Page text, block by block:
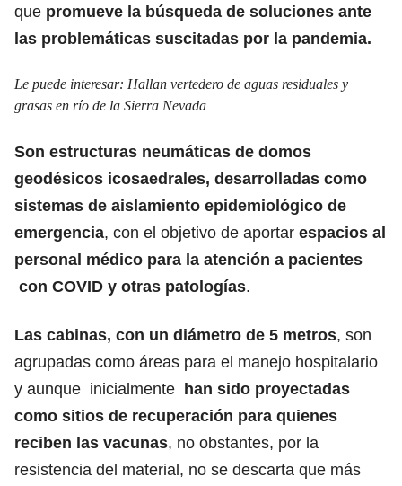
que promueve la búsqueda de soluciones ante
las problemáticas suscitadas por la pandemia.
Le puede interesar: Hallan vertedero de aguas residuales y
grasas en río de la Sierra Nevada
Son estructuras neumáticas de domos
geodésicos icosaedrales, desarrolladas como
sistemas de aislamiento epidemiológico de
emergencia, con el objetivo de aportar espacios al
personal médico para la atención a pacientes
con COVID y otras patologías.
Las cabinas, con un diámetro de 5 metros, son
agrupadas como áreas para el manejo hospitalario
y aunque inicialmente han sido proyectadas
como sitios de recuperación para quienes
reciben las vacunas, no obstantes, por la
resistencia del material, no se descarta que más